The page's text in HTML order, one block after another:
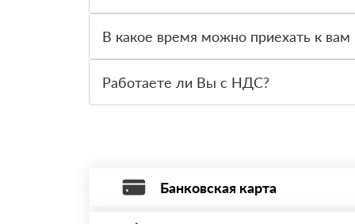
стоимости и сроков доставки, которые
В какое время можно приехать к вам
Работаете ли Вы с НДС?
Банковская карта